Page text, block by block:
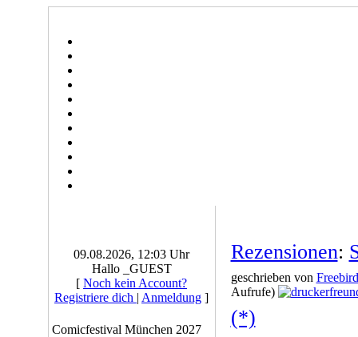
09.08.2026, 12:03 Uhr
Hallo _GUEST
[ Noch kein Account?
Registriere dich | Anmeldung ]
Comicfestival München 2027
Rezensionen:
geschrieben von Freebird
Aufrufe)
(*)